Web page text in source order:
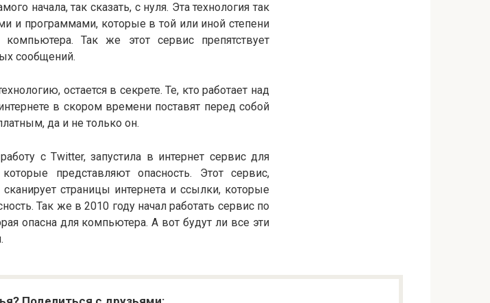
начала, так сказать, с нуля. Эта технология так
и программами, которые в той или иной степени
Так же этот сервис препятствует
сообщений.
остается в секрете. Те, кто работает над
в скором времени поставят перед собой
да и не только он.
с Twitter, запустила в интернет сервис для
представляют опасность. Этот сервис,
страницы интернета и ссылки, которые
Так же в 2010 году начал работать сервис по
опасна для компьютера. А вот будут ли все эти